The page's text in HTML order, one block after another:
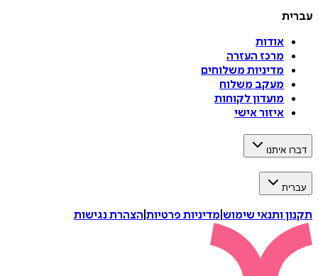
עברית
אודות
מרכז העזרה
מדיניות משלוחים
מעקב משלוח
מועדון לקוחות
איזור אישי
דברו איתנו
עברית
תקנון ותנאי שימוש מדיניות פרטיות הצהרת נגישות